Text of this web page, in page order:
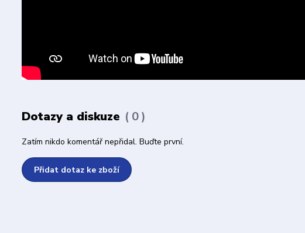
Dotazy a diskuze 0
Zatím nikdo komentář nepřidal. Buďte první.
Přidat dotaz ke zboží